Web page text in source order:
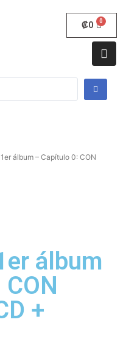
₡0
álbum – Capítulo 0: CON
álbum
+